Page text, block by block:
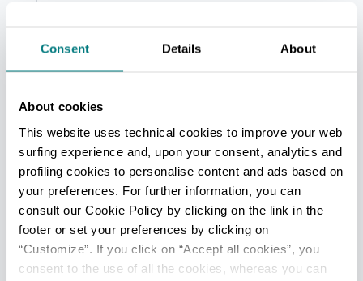
Consent Details About
About cookies
This website uses technical cookies to improve your web
surfing experience and, upon your consent, analytics and
profiling cookies to personalise content and ads based on
your preferences. For further information, you can
consult our Cookie Policy by clicking on the link in the
footer or set your preferences by clicking on
“Customize”. If you click on “Accept all cookies”, you
consent to the use of all the cookies, whereas you can
sentieri dell’orto è in ghiaia con tratti principali
Consulta le
dei musei universitari sui siti ufficiali.
Per maggiori informazioni e itinerari accessibili a
Bolognascarica l’app BOforAll.
Il progetto per la realizzazione degli itinerari è stato
promosso dal Comune di Bologna, Fondazione per
l’Innovazione Urbana e Università di Bologna, in
collaborazione con Accaparlante, Istituto dei ciechi
Francesco Cavazza, Fondazione Gualandi a favore dei